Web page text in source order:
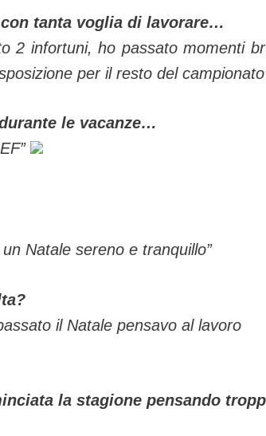
tanta voglia di lavorare…
2 infortuni, ho passato momenti
per il resto del
le vacanze…
Natale sereno e tranquillo”
il Natale pensavo al lavoro
la stagione pensando